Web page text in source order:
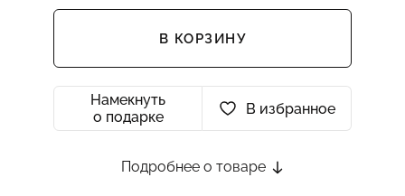
В КОРЗИНУ
Намекнуть
о подарке
В избранное
Подробнее о товаре